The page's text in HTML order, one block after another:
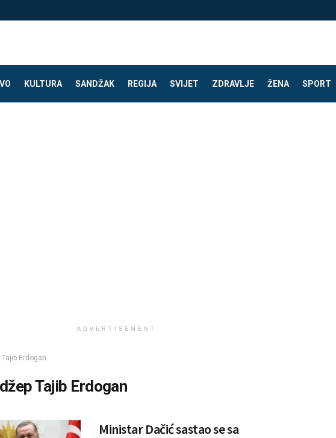
KULTURA SANDŽAK REGIJA SVIJET ZDRAVLJE ŽENA SPORT
ADVERTISEMENT
Tajib Erdogan
Tajib Erdogan
Ministar Dačić sastao se sa